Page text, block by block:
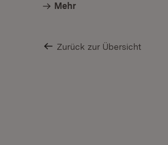
Mehr
Zurück zur Übersicht